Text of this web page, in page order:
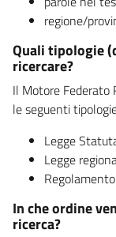
regione/
Quali tipologie
ricercare?
Il Motore Federato
le seguenti
Legge
Legge
Regolamento
In che ordine
ricerca?